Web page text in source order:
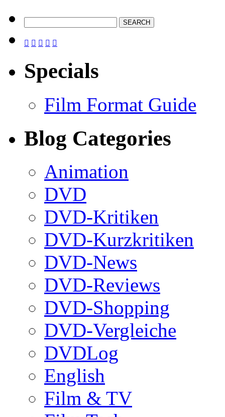
    
Specials
Film Format Guide
Blog Categories
Animation
DVD
DVD-Kritiken
DVD-Kurzkritiken
DVD-News
DVD-Reviews
DVD-Shopping
DVD-Vergleiche
DVDLog
English
Film & TV